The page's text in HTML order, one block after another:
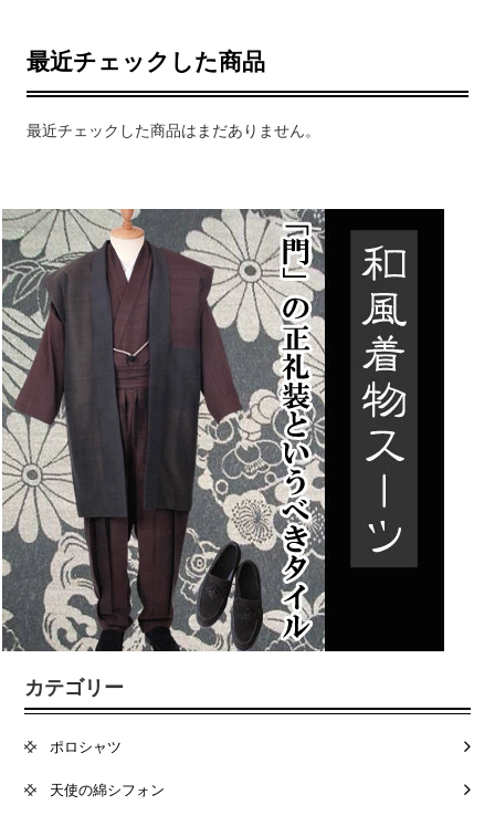
最近チェックした商品
最近チェックした商品はまだありません。
カテゴリー
ポロシャツ
天使の綿シフォン